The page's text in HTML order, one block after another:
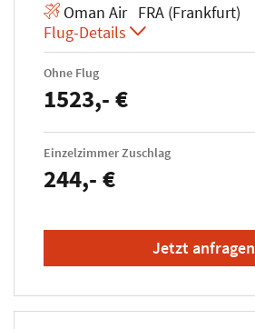
Oman Air FRA (Frankfurt)
Flug-Details
Ohne Flug
1523,- €
Einzelzimmer Zuschlag
244,- €
Jetzt anfragen